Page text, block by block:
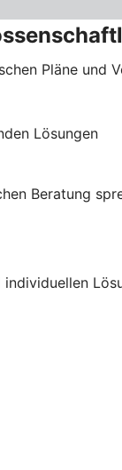
Pläne und
Lösungen
Beratung